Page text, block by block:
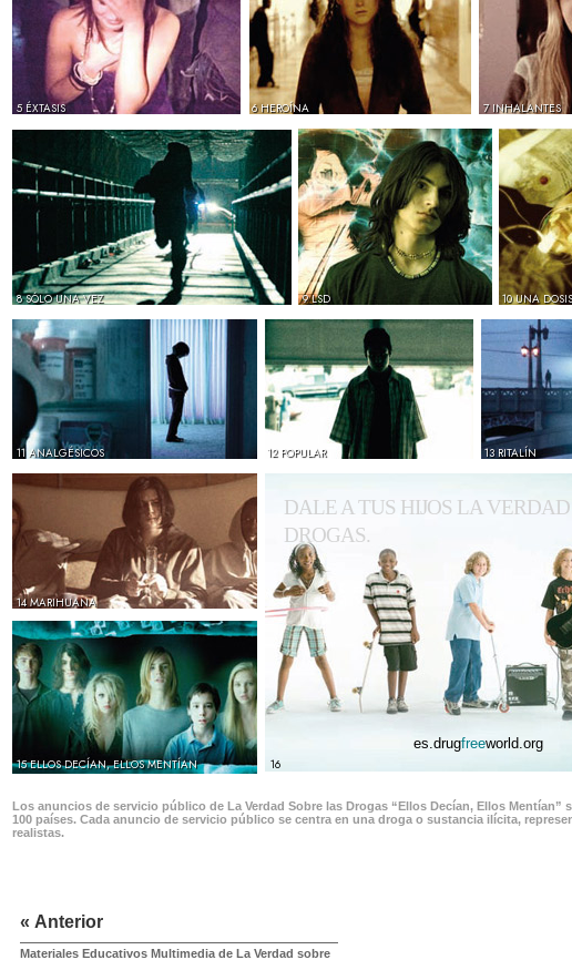
5 ÉXTASIS 6 HEROÍNA 7 INHALANTES
8 SÓLO UNA VEZ 9 LSD 10 UNA DOSIS
11 ANALGÉSICOS 12 POPULAR 13 RITALÍN
14 MARIHUANA
15 ELLOS DECÍAN, ELLOS MENTÍAN 16
DALE A TUS HIJOS LA
DROGAS.
es.drugfreeworld.org
Los anuncios de servicio público de La Verdad Sobre las Drogas “Ellos Decían, Ellos
100 países. Cada anuncio de servicio público se centra en una droga o sustancia ilícita,
realistas.
« Anterior
Materiales Educativos Multimedia de La Verdad sobre